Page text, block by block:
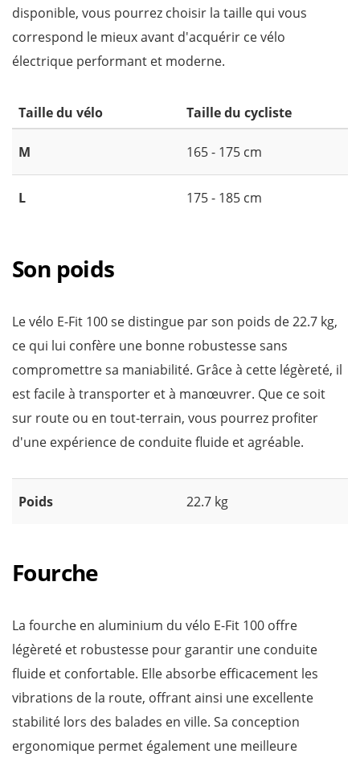
disponible, vous pourrez choisir la taille qui vous
correspond le mieux avant d'acquérir ce vélo
électrique performant et moderne.
Taille du vélo Taille du cycliste
M 165 - 175 cm
L 175 - 185 cm
Son poids
Le vélo E-Fit 100 se distingue par son poids de 22.7 kg,
ce qui lui confère une bonne robustesse sans
compromettre sa maniabilité. Grâce à cette légèreté, il
est facile à transporter et à manœuvrer. Que ce soit
sur route ou en tout-terrain, vous pourrez profiter
d'une expérience de conduite fluide et agréable.
Poids 22.7 kg
Fourche
La fourche en aluminium du vélo E-Fit 100 offre
légèreté et robustesse pour garantir une conduite
fluide et confortable. Elle absorbe efficacement les
vibrations de la route, offrant ainsi une excellente
stabilité lors des balades en ville. Sa conception
ergonomique permet également une meilleure